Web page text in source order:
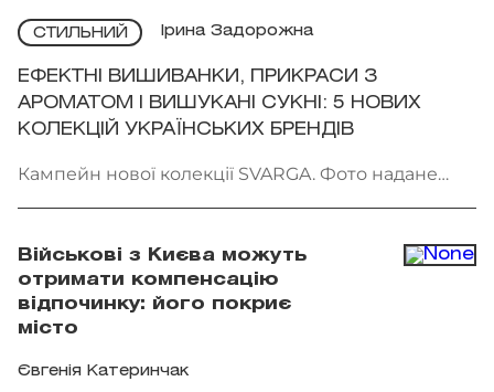
СТИЛЬНИЙ Ірина Задорожна
ЕФЕКТНІ ВИШИВАНКИ, ПРИКРАСИ З
АРОМАТОМ І ВИШУКАНІ СУКНІ: 5 НОВИХ
КОЛЕКЦІЙ УКРАЇНСЬКИХ БРЕНДІВ
Кампейн нової колекції SVARGA. Фото надане
Військові з Києва можуть
отримати компенсацію
відпочинку: його покриє
місто
Євгенія Катеринчак